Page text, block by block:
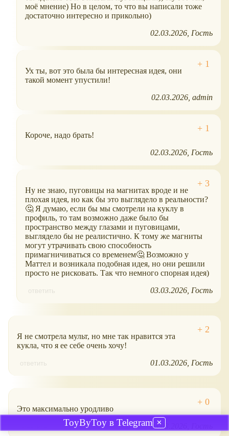
моё мнение) Но в целом, то что вы написали тоже
достаточно интересно и прикольно)
02.03.2026 Гость
Ух ты, вот это была бы интересная идея, они
такой момент упустили!
02.03.2026 admin
Короче, надо брать!
02.03.2026 Гость
Ну не знаю, пуговицы на магнитах вроде и не
плохая идея, но как бы это выглядело в реальности?
🤔 Я думаю, если бы мы смотрели на куклу в
профиль, то там возможно даже было бы
пространство между глазами и пуговицами,
выглядело бы не реалистично. К тому же магниты
могут утрачивать свою способность
примагничиваться со временем🤔 Возможно у
Маттел и возникала подобная идея, но они решили
просто не рисковать. Так что немного спорная идея)
ответить 03.03.2026 Гость
Я не смотрела мульт, но мне так нравится эта
кукла, что я ее себе очень хочу!
ответить 01.03.2026 Гость
Это максимально уродливо
03.03.2026
ToyByToy в Telegram ✕